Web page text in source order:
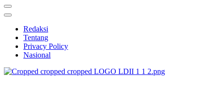
Redaksi
Tentang
Privacy Policy
Nasional